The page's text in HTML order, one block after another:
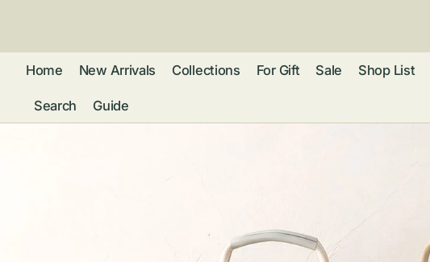
Home New Arrivals Collections
ショルダーバッ
ファッション
バッグチャー
For Gift Sale Shop List
Search Guide